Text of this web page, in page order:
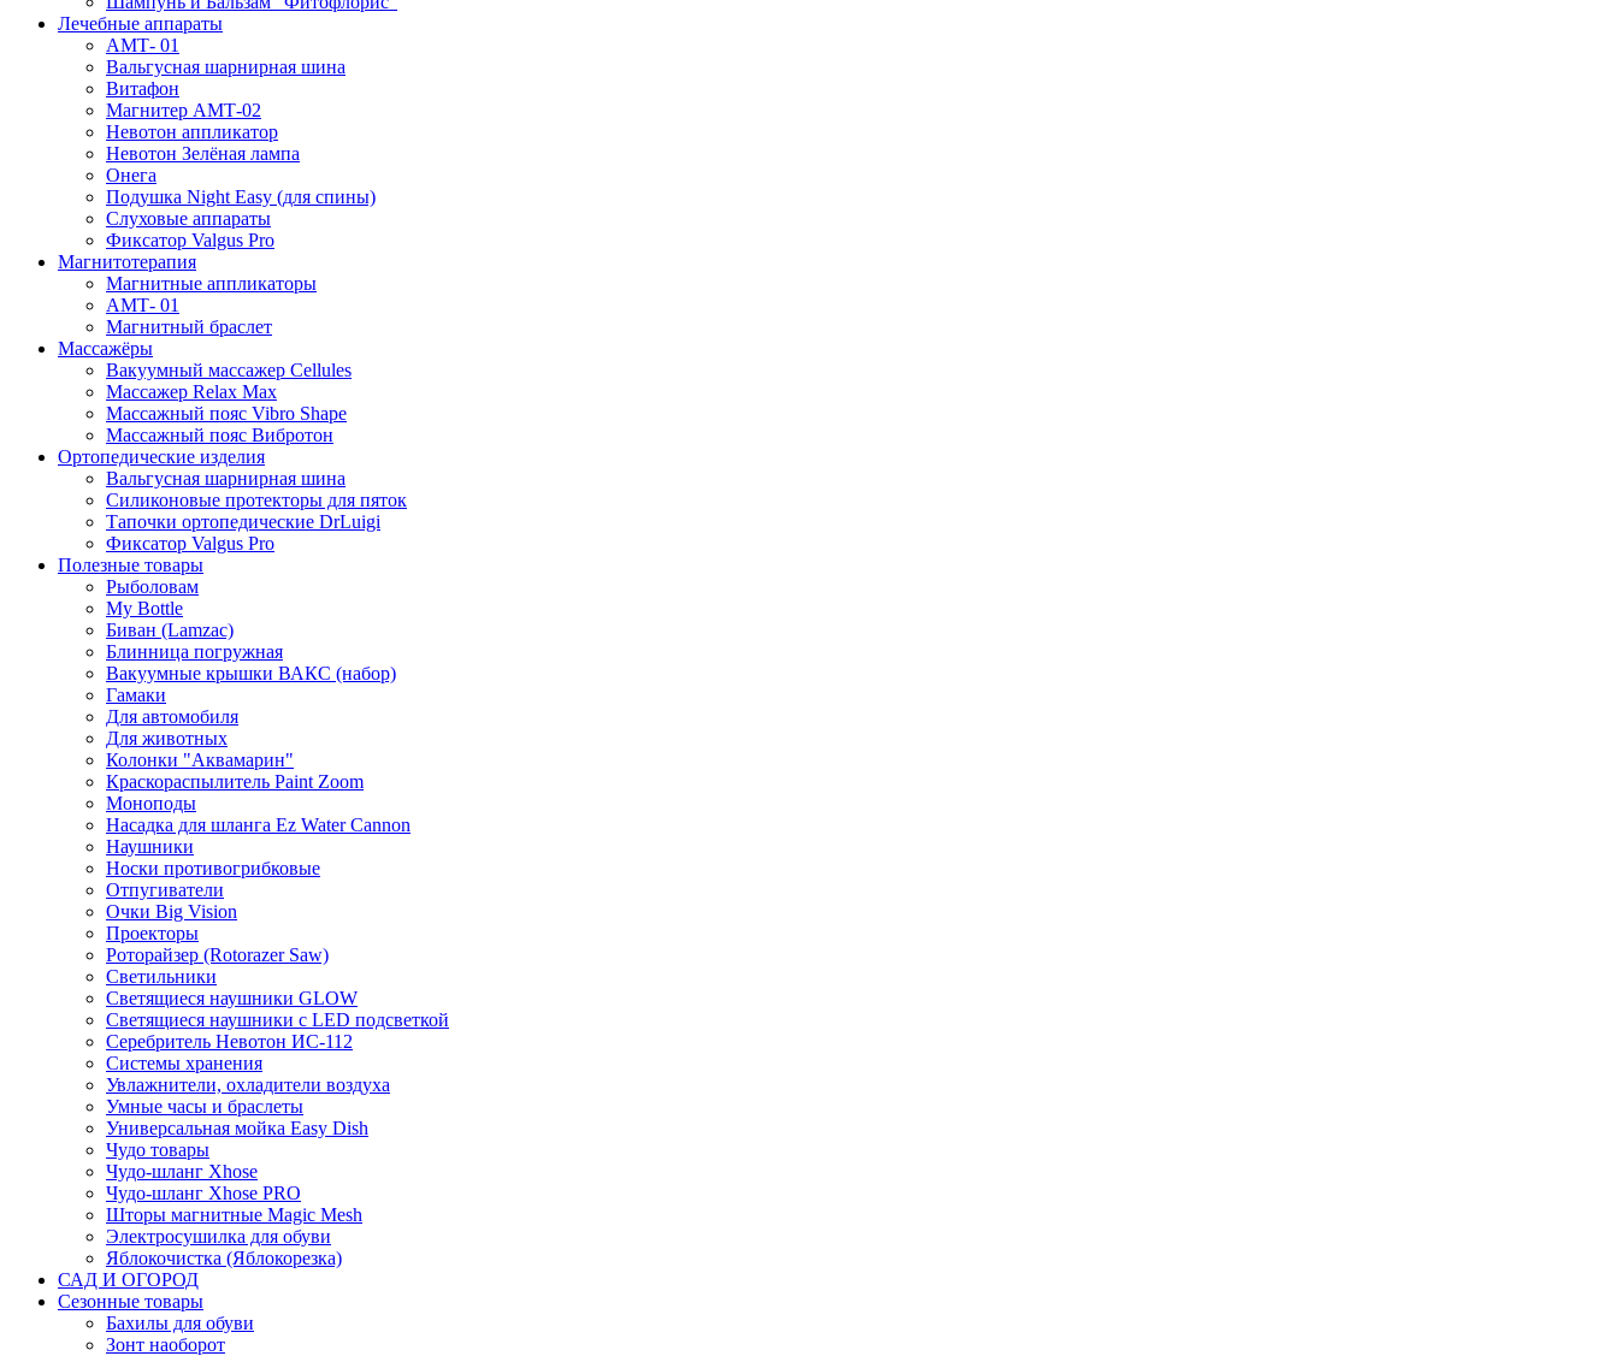
Лечебные аппараты
АМТ- 01
Вальгусная шарнирная шина
Витафон
Магнитер АМТ-02
Невотон аппликатор
Невотон Зелёная лампа
Онега
Подушка Night Easy (для спины)
Слуховые аппараты
Фиксатор Valgus Pro
Магнитотерапия
Магнитные аппликаторы
АМТ- 01
Магнитный браслет
Массажёры
Вакуумный массажер Cellules
Массажер Relax Max
Массажный пояс Vibro Shape
Массажный пояс Вибротон
Ортопедические изделия
Вальгусная шарнирная шина
Силиконовые протекторы для пяток
Тапочки ортопедические DrLuigi
Фиксатор Valgus Pro
Полезные товары
Рыболовам
My Bottle
Биван (Lamzac)
Блинница погружная
Вакуумные крышки ВАКС (набор)
Гамаки
Для автомобиля
Для животных
Колонки "Аквамарин"
Краскораспылитель Paint Zoom
Моноподы
Насадка для шланга Ez Water Cannon
Наушники
Носки противогрибковые
Отпугиватели
Очки Big Vision
Проекторы
Роторайзер (Rotorazer Saw)
Светильники
Светящиеся наушники GLOW
Светящиеся наушники с LED подсветкой
Серебритель Невотон ИС-112
Системы хранения
Увлажнители, охладители воздуха
Умные часы и браслеты
Универсальная мойка Easy Dish
Чудо товары
Чудо-шланг Xhose
Чудо-шланг Xhose PRO
Шторы магнитные Magic Mesh
Электросушилка для обуви
Яблокочистка (Яблокорезка)
САД И ОГОРОД
Сезонные товары
Бахилы для обуви
Зонт наоборот